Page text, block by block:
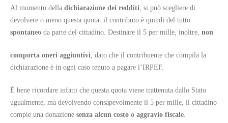
Al momento della dichiarazione dei redditi, si può scegliere di
devolvere o meno questa quota: il contributo è quindi del tutto
spontaneo da parte del cittadino. Destinare il 5 per mille, inoltre, non
comporta oneri aggiuntivi, dato che il contribuente che compila la
dichiarazione è in ogni caso tenuto a pagare l’IRPEF.
È bene ricordare infatti che questa quota viene trattenuta dallo Stato
ugualmente, ma devolvendo consapevolmente il 5 per mille, il cittadino
compie una donazione senza alcun costo o aggravio fiscale.